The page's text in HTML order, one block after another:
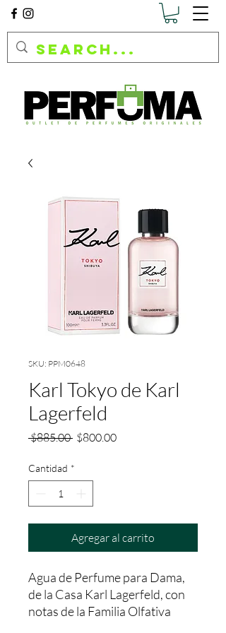
SKU: PPM0648
Karl Tokyo de Karl
Lagerfeld
$885.00 Precio
$800.00Precio
Cantidad *
Agregar al carrito
Agua de Perfume para Dama,
de la Casa Karl Lagerfeld, con
notas de la Familia Olfativa